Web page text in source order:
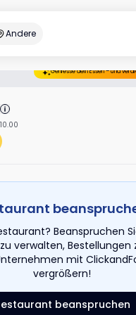
Andere
Geniesse dein Essen – und
Beanspruchen
verwalten, Bestellungen
mit
vergrößern!
beanspruchen